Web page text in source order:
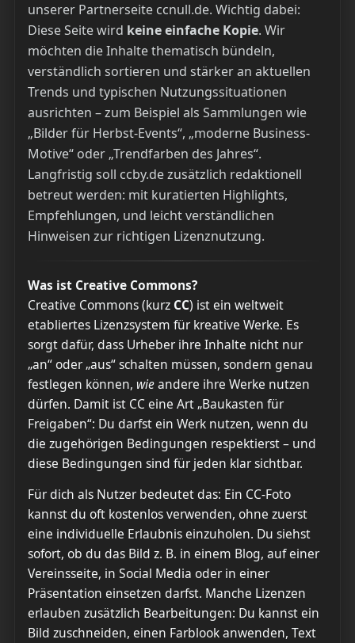
unserer Partnerseite ccnull.de. Wichtig dabei:
Diese Seite wird keine einfache Kopie. Wir
möchten die Inhalte thematisch bündeln,
verständlich sortieren und stärker an aktuellen
Trends und typischen Nutzungssituationen
ausrichten – zum Beispiel als Sammlungen wie
„Bilder für Herbst-Events“, „moderne Business-
Motive“ oder „Trendfarben des Jahres“.
Langfristig soll ccby.de zusätzlich redaktionell
betreut werden: mit kuratierten Highlights,
Empfehlungen, und leicht verständlichen
Hinweisen zur richtigen Lizenznutzung.
Was ist Creative Commons?
Creative Commons (kurz CC) ist ein weltweit
etabliertes Lizenzsystem für kreative Werke. Es
sorgt dafür, dass Urheber ihre Inhalte nicht nur
„an“ oder „aus“ schalten müssen, sondern genau
festlegen können, wieandere ihre Werke nutzen
dürfen. Damit ist CC eine Art „Baukasten für
Freigaben“: Du darfst ein Werk nutzen, wenn du
die zugehörigen Bedingungen respektierst – und
diese Bedingungen sind für jeden klar sichtbar.
Für dich als Nutzer bedeutet das: Ein CC-Foto
kannst du oft kostenlos verwenden, ohne zuerst
eine individuelle Erlaubnis einzuholen. Du siehst
sofort, ob du das Bild z. B. in einem Blog, auf einer
Vereinsseite, in Social Media oder in einer
Präsentation einsetzen darfst. Manche Lizenzen
erlauben zusätzlich Bearbeitungen: Du kannst ein
Bild zuschneiden, einen Farblook anwenden, Text